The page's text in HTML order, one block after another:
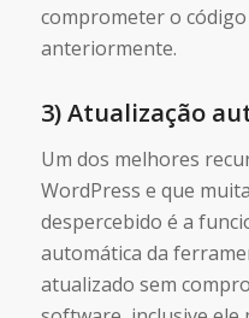
comprometer o
anteriormente.
3) Atualização
Um dos melhores
WordPress e que
despercebido é a
automática da
atualizado sem